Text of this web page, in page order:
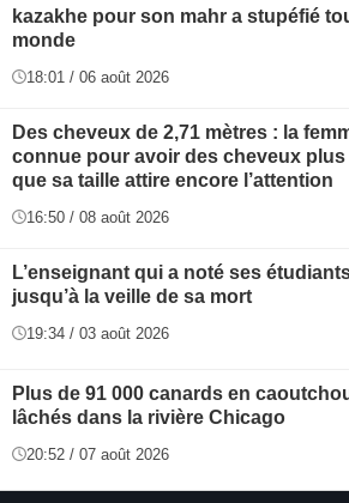
kazakhe pour son mahr a stupéfié
monde
18:01 / 06 août 2026
Des cheveux de 2,71 mètres : la
connue pour avoir des cheveux
que sa taille attire encore l’attention
16:50 / 08 août 2026
L’enseignant qui a noté ses
jusqu’à la veille de sa mort
19:34 / 03 août 2026
Plus de 91 000 canards en
lâchés dans la rivière Chicago
20:52 / 07 août 2026